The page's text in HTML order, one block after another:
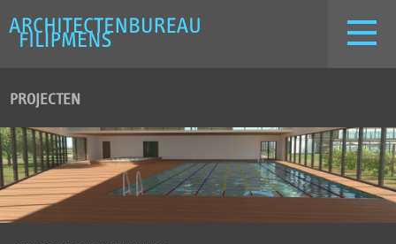
PROJECTEN